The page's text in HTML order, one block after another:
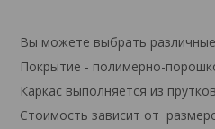
Вы можете выбрать
Покрытие - полимерно-
Каркас выполняется из
Стоимость зависит от